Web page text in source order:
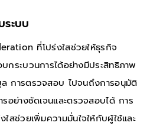
ระบบ
ที่โปร่งใสช่วยให้ธุรกิจ
กระบวนการได้อย่างมีประสิทธิภาพ
การตรวจสอบ ไปจนถึงการอนุมัติ
อย่างชัดเจนและตรวจสอบได้ การ
สช่วยเพิ่มความมั่นใจให้กับผู้ใช้และ